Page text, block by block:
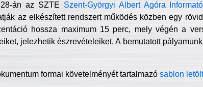
án az SZTE Szent-Györgyi Albert Agóra
az elkészített rendszert működés közben egy
hossza maximum 15 perc, mely végén a
jelezhetik észrevételeiket. A bemutatott
formai követelményét tartalmazósablon